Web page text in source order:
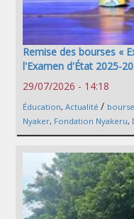
Remise des bourses «
l'Examen d'État 2025-
29/07/2026 - 14:18
Éducation, Actualité /
Nyaker, Fondation Nyakeru,